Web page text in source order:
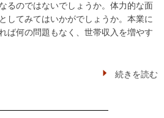
るのではないでしょうか。体力的な面
してみてはいかがでしょうか。本業に
ば何の問題もなく、世帯収入を増やす
続きを読む